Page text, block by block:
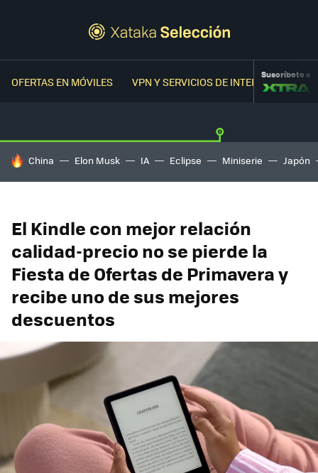
OFERTAS EN MÓVILES VPN Y SERVICIOS DE INTERNETSuscríbete a
HOY SE HABLA DE
China Elon Musk IA Eclipse Miniserie Japón
El Kindle con mejor relación
calidad-precio no se pierde la
Fiesta de Ofertas de Primavera y
recibe uno de sus mejores
descuentos